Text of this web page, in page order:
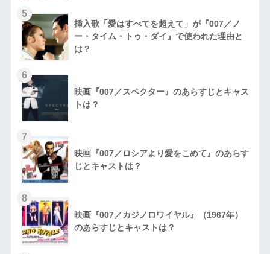
5
挿入歌「愛はすべてを超えて」が『007／ノ
ー・タイム・トゥ・ダイ』で使われた理由と
は？
6
映画『007／スペクター』のあらすじとキャス
トは？
7
映画『007／ロシアより愛をこめて』のあらす
じとキャストは？
8
映画『007／カジノロワイヤル』（1967年）
のあらすじとキャストは？